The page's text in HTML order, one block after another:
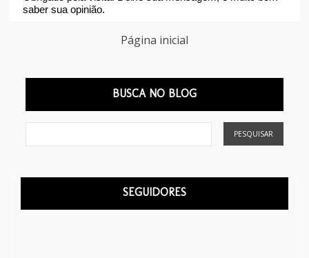
saber sua opinião.
Página inicial
BUSCA NO BLOG
SEGUIDORES